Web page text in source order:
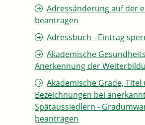
Adressänderung auf der
beantragen
Adressbuch - Eintrag
Akademische
Anerkennung der
Akademische Grade, Titel
Bezeichnungen bei
Spätaussiedlern -
beantragen